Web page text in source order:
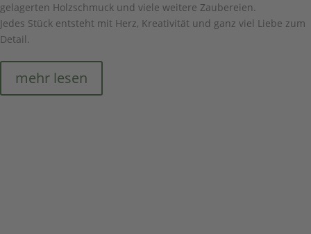
gelagerten Holzschmuck und viele weitere Zaubereien.
Jedes Stück entsteht mit Herz, Kreativität und ganz viel Liebe zum
Detail.
mehr lesen